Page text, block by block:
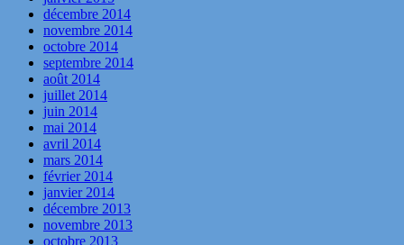
décembre 2014
novembre 2014
octobre 2014
septembre 2014
août 2014
juillet 2014
juin 2014
mai 2014
avril 2014
mars 2014
février 2014
janvier 2014
décembre 2013
novembre 2013
octobre 2013